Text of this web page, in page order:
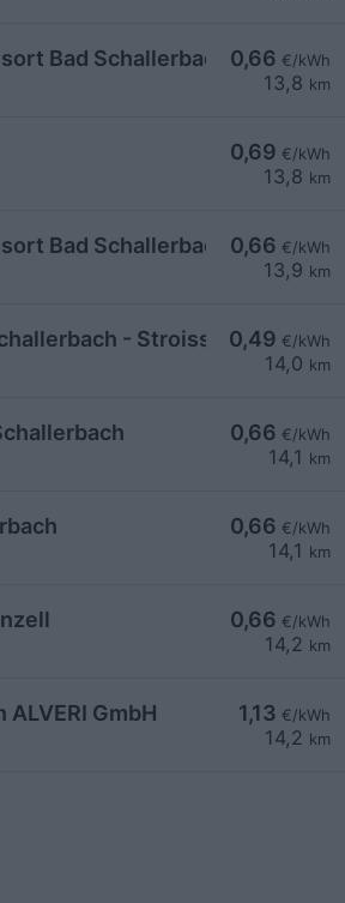
0,66 €/kWh
13,8 km
Bad Schallerbach LG1
0,69 €/kWh
13,8 km
0,66 €/kWh
13,9 km
Bad Schallerbach LG2
0,49 €/kWh
14,0 km
- Stroissmüller
0,66 €/kWh
14,1 km
0,66 €/kWh
14,1 km
0,66 €/kWh
14,2 km
1,13 €/kWh
14,2 km
GmbH